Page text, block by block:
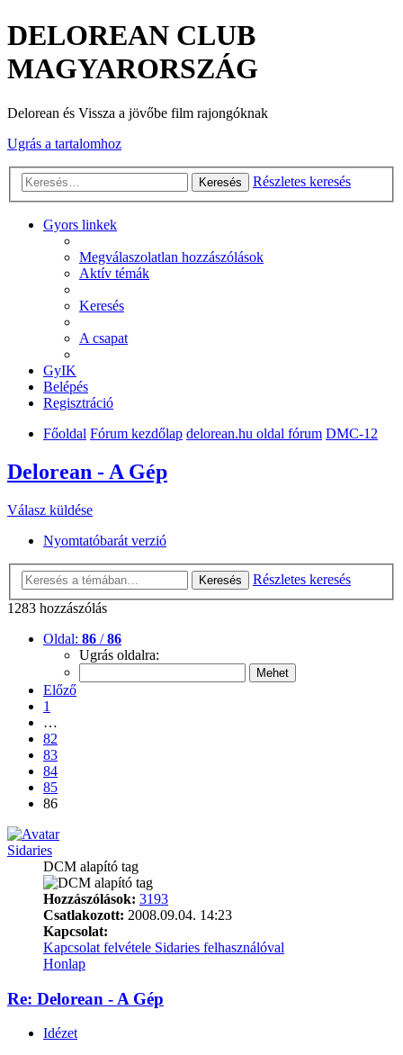
DELOREAN CLUB
MAGYARORSZÁG
Delorean és Vissza a jövőbe film rajongóknak
Ugrás a tartalomhoz
Keresés Részletes keresés
Gyors linkek
Megválaszolatlan hozzászólások
Aktív témák
Keresés
A csapat
GyIK
Belépés
Regisztráció
Főoldal Fórum kezdőlap delorean.hu oldal fórum DMC-12
Delorean - A Gép
Válasz küldése
Nyomtatóbarát verzió
Keresés
Részletes keresés
1283 hozzászólás
Oldal: 86 /86
Ugrás oldalra:
Előző
1
…
82
83
84
85
86
Sidaries
DCM alapító tag
Hozzászólások: 3193
Csatlakozott: 2008.09.04. 14:23
Kapcsolat:
Kapcsolat felvétele Sidaries felhasználóval
Honlap
Re: Delorean - A Gép
Idézet